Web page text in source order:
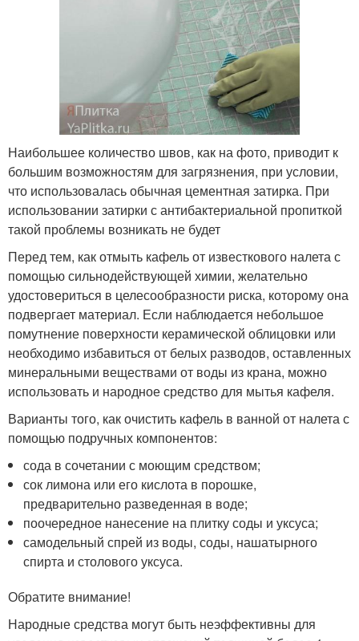
Наибольшее количество швов, как на фото, приводит к
большим возможностям для загрязнения, при условии,
что использовалась обычная цементная затирка. При
использовании затирки с антибактериальной пропиткой
такой проблемы возникать не будет
Перед тем, как отмыть кафель от известкового налета с
помощью сильнодействующей химии, желательно
удостовериться в целесообразности риска, которому она
подвергает материал. Если наблюдается небольшое
помутнение поверхности керамической облицовки или
необходимо избавиться от белых разводов, оставленных
минеральными веществами от воды из крана, можно
использовать и народное средство для мытья кафеля.
Варианты того, как очистить кафель в ванной от налета с
помощью подручных компонентов:
сода в сочетании с моющим средством;
сок лимона или его кислота в порошке,
предварительно разведенная в воде;
поочередное нанесение на плитку соды и уксуса;
самодельный спрей из воды, соды, нашатырного
спирта и столового уксуса.
Обратите внимание!
Народные средства могут быть неэффективны для